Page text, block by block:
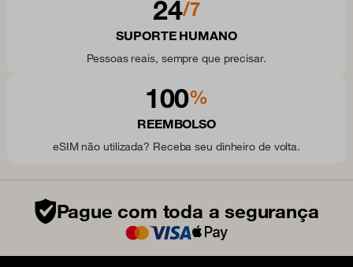
24/7
SUPORTE HUMANO
Pessoas reais, sempre que precisar.
100%
REEMBOLSO
eSIM não utilizada? Receba seu dinheiro de volta.
Pague com toda a segurança